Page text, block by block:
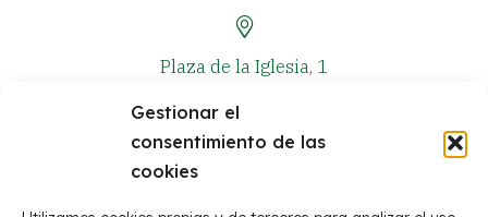
Gestionar el
consentimiento de las
cookies
Plaza de la Iglesia, 1
+34 964 381 573